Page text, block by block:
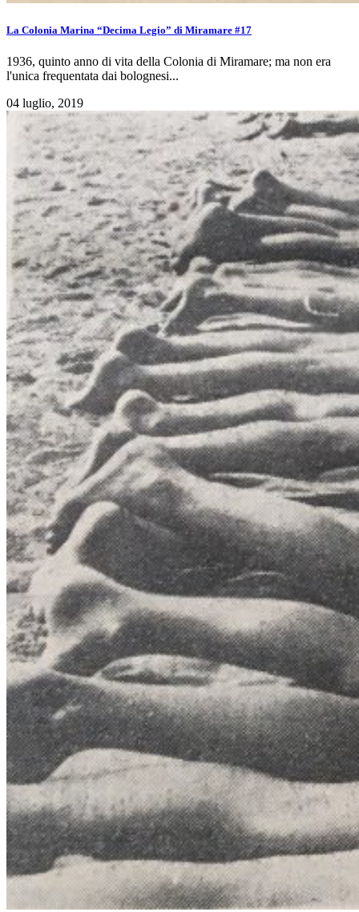
La Colonia Marina “Decima Legio” di Miramare #17
1936, quinto anno di vita della Colonia di Miramare; ma non era
l'unica frequentata dai bolognesi...
04 luglio, 2019